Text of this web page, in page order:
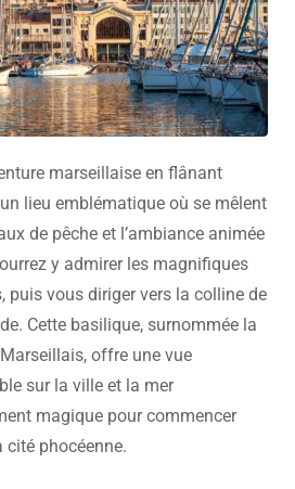
marseillaise en flânant
lieu emblématique où se mêlent
de pêche et l’ambiance animée
y admirer les magnifiques
puis vous diriger vers la colline de
Cette basilique, surnommée la
offre une vue
sur la ville et la mer
magique pour commencer
cité phocéenne.